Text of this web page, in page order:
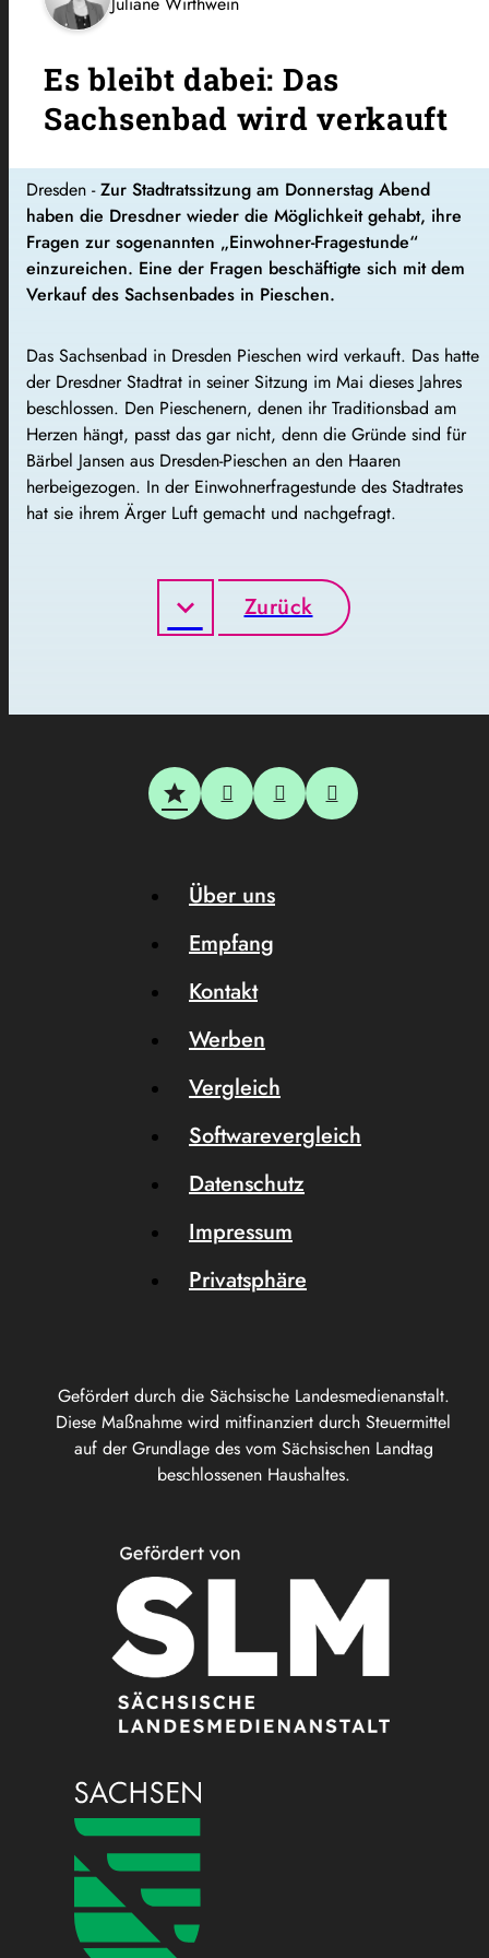
Es bleibt dabei: Das
Sachsenbad wird verkauft
Dresden -Zur Stadtratssitzung am Donnerstag Abend
haben die Dresdner wieder die Möglichkeit gehabt, ihre
Fragen zur sogenannten „Einwohner-Fragestunde“
einzureichen. Eine der Fragen beschäftigte sich mit dem
Verkauf des Sachsenbades in Pieschen.
Das Sachsenbad in Dresden Pieschen wird verkauft. Das hatte
der Dresdner Stadtrat in seiner Sitzung im Mai dieses Jahres
beschlossen. Den Pieschenern, denen ihr Traditionsbad am
Herzen hängt, passt das gar nicht, denn die Gründe sind für
Bärbel Jansen aus Dresden-Pieschen an den Haaren
herbeigezogen. In der Einwohnerfragestunde des Stadtrates
hat sie ihrem Ärger Luft gemacht und nachgefragt.
Zurück
Gefördert durch die Sächsische Landesmedienanstalt.
Diese Maßnahme wird mitfinanziert durch Steuermittel
auf der Grundlage des vom Sächsischen Landtag
beschlossenen Haushaltes.
Über uns
Empfang
Kontakt
Werben
Vergleich
Softwarevergleich
Datenschutz
Impressum
Privatsphäre